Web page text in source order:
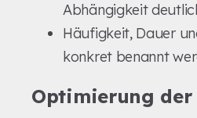
Abhängigkeit
Häufigkeit, Dauer
konkret benannt
Optimierung der